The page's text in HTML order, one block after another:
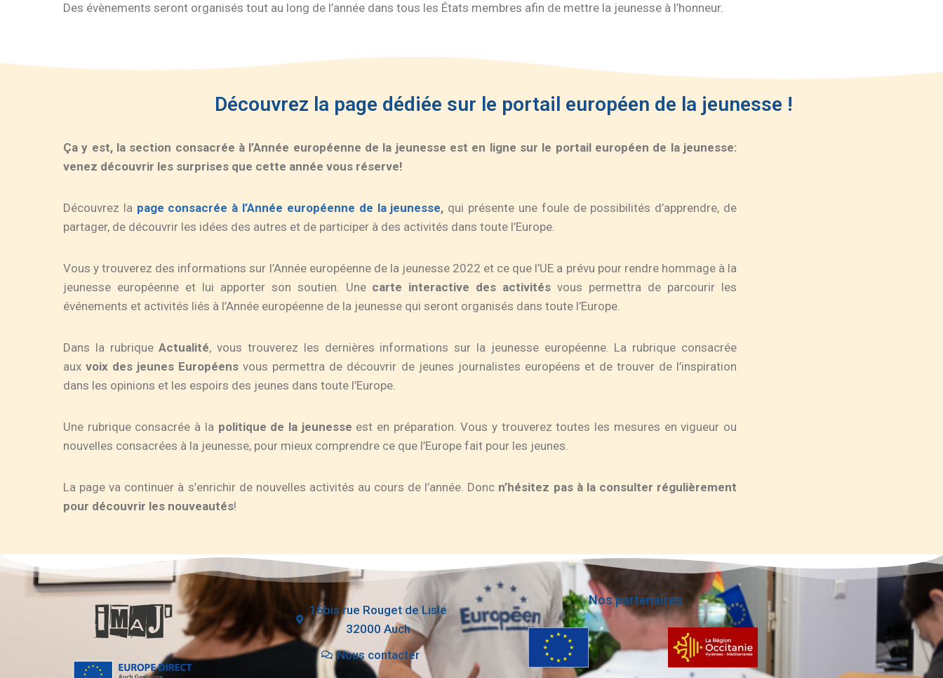
Des évènements seront organisés tout au long de l’année dans tous les États membres afin de mettre la jeunesse à l’honneur.
Découvrez la page dédiée sur le portail européen de la jeunesse !
Ça y est, la section consacrée à l’Année européenne de la jeunesse est en ligne sur le portail européen de la jeunesse:
venez découvrir les surprises que cette année vous réserve!
Découvrez la page consacrée à l’Année européenne de la jeunesse, qui présente une foule de possibilités d’apprendre, de
partager, de découvrir les idées des autres et de participer à des activités dans toute l’Europe.
Vous y trouverez des informations sur l’Année européenne de la jeunesse 2022 et ce que l’UE a prévu pour rendre hommage à la
jeunesse européenne et lui apporter son soutien. Une carte interactive des activités vous permettra de parcourir les
événements et activités liés à l’Année européenne de la jeunesse qui seront organisés dans toute l’Europe.
Dans la rubriqueActualité, vous trouverez les dernières informations sur la jeunesse européenne. La rubrique consacrée
auxvoix des jeunes Européens vous permettra de découvrir de jeunes journalistes européens et de trouver de l’inspiration
dans les opinions et les espoirs des jeunes dans toute l’Europe.
Une rubrique consacrée à la politique de la jeunesse est en préparation. Vous y trouverez toutes les mesures en vigueur ou
nouvelles consacrées à la jeunesse, pour mieux comprendre ce que l’Europe fait pour les jeunes.
La page va continuer à s’enrichir de nouvelles activités au cours de l’année. Donc n’hésitez pas à la consulter régulièrement
pour découvrir les nouveautés!
16bis rue Rouget de Lisle
32000 Auch
Nous contacter
Nos partenaires